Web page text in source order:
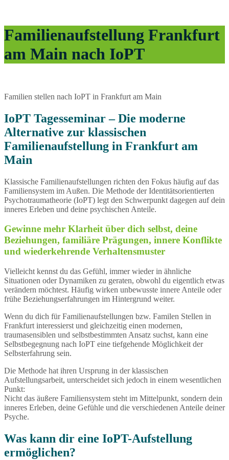
Familienaufstellung Frankfurt
am Main nach IoPT
Familien stellen nach IoPT in Frankfurt am Main
IoPT Tagesseminar – Die moderne
Alternative zur klassischen
Familienaufstellung in Frankfurt am
Main
Klassische Familienaufstellungen richten den Fokus häufig auf das
Familiensystem im Außen. Die Methode der Identitätsorientierten
Psychotraumatheorie (IoPT) legt den Schwerpunkt dagegen auf dein
inneres Erleben und deine psychischen Anteile.
Gewinne mehr Klarheit über dich selbst, deine
Beziehungen, familiäre Prägungen, innere Konflikte
und wiederkehrende Verhaltensmuster
Vielleicht kennst du das Gefühl, immer wieder in ähnliche
Situationen oder Dynamiken zu geraten, obwohl du eigentlich etwas
verändern möchtest. Häufig wirken unbewusste innere Anteile oder
frühe Beziehungserfahrungen im Hintergrund weiter.
Wenn du dich für Familienaufstellungen bzw. Familen Stellen in
Frankfurt interessierst und gleichzeitig einen modernen,
traumasensiblen und selbstbestimmten Ansatz suchst, kann eine
Selbstbegegnung nach IoPT eine tiefgehende Möglichkeit der
Selbsterfahrung sein.
Die Methode hat ihren Ursprung in der klassischen
Aufstellungsarbeit, unterscheidet sich jedoch in einem wesentlichen
Punkt:
Nicht das äußere Familiensystem steht im Mittelpunkt, sondern dein
inneres Erleben, deine Gefühle und die verschiedenen Anteile deiner
Psyche.
Was kann dir eine IoPT-Aufstellung
ermöglichen?